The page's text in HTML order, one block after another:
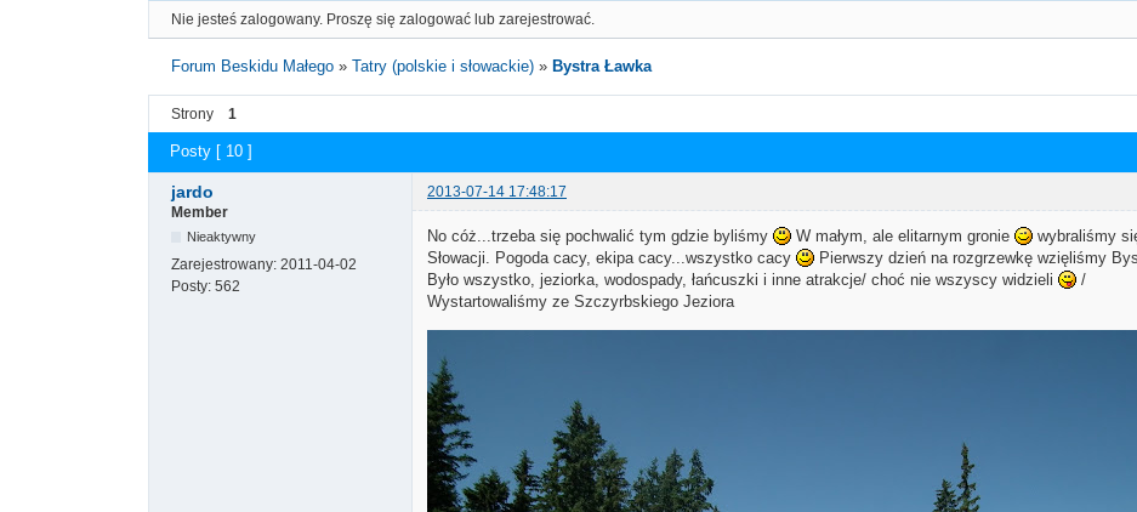
Nie jesteś zalogowany. Proszę się zalogować lub zarejestrować.
Forum Beskidu Małego »Tatry (polskie i słowackie) » Bystra Ławka
Strony 1
Posty [ 10 ]
jardo
2013-07-14 17:48:17
Member
Nieaktywny
Zarejestrowany: 2011-04-02
Posty: 562
No cóż...trzeba się pochwalić tym gdzie byliśmy W małym, ale elitarnym gronie
wybraliśmy
Słowacji. Pogoda cacy, ekipa cacy...wszystko cacy
Pierwszy dzień na rozgrzewkę wzięliśmy
Było wszystko, jeziorka, wodospady, łańcuszki i inne atrakcje/ choć nie wszyscy widzieli
/
Wystartowaliśmy ze Szczyrbskiego Jeziora